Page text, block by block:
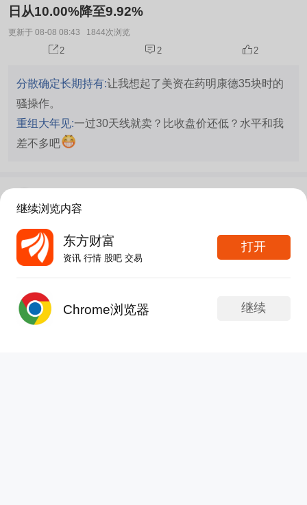
日从10.00%降至9.92%
更新于 08-08 08:43 1844次浏览
2 2 2
分散确定长期持有:让我想起了美资在药明康德35块时的
骚操作。
重组大年见:一过30天线就卖？比收盘价还低？水平和我
差不多吧
更新于 08-08 08:25
$天齐锂业(SZ002466)$老美也重视电池了，天齐
锂业的锂重要了
继续浏览内容
东方财富
资讯 行情 股吧 交易
打开
Chrome浏览器 继续